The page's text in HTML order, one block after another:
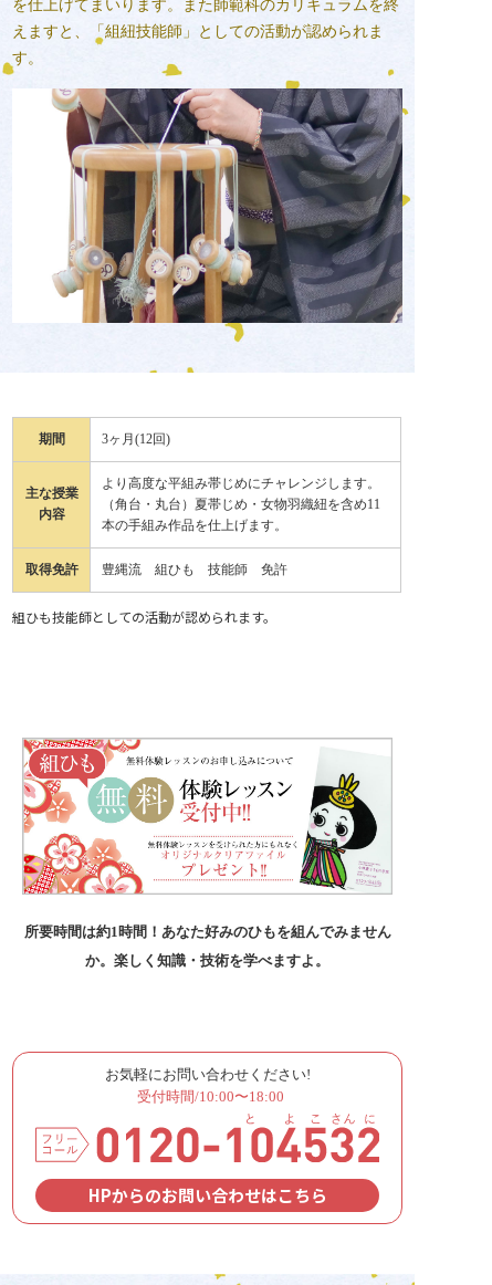
を仕上げてまいります。また師範科のカリキュラムを終
えますと、「組紐技能師」としての活動が認められま
す。
期間 3ヶ月(12回)
主な授業
内容
より高度な平組み帯じめにチャレンジします。
（角台・丸台）夏帯じめ・女物羽織紐を含め11
本の手組み作品を仕上げます。
取得免許 豊縄流 組ひも 技能師 免許
組ひも技能師としての活動が認められます。
所要時間は約1時間！あなた好みのひもを組んでみません
か。楽しく知識・技術を学べますよ。
お気軽にお問い合わせください!
受付時間/10:00〜18:00
HPからのお問い合わせはこちら